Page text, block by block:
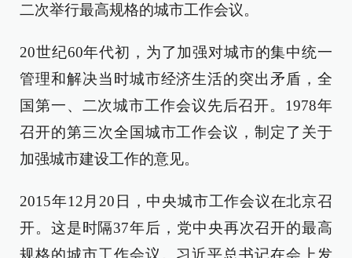
二次举行最高规格的城市工作会议。
20世纪60年代初，为了加强对城市的集中统一
管理和解决当时城市经济生活的突出矛盾，全
国第一、二次城市工作会议先后召开。1978年
召开的第三次全国城市工作会议，制定了关于
加强城市建设工作的意见。
2015年12月20日，中央城市工作会议在北京召
开。这是时隔37年后，党中央再次召开的最高
规格的城市工作会议。习近平总书记在会上发